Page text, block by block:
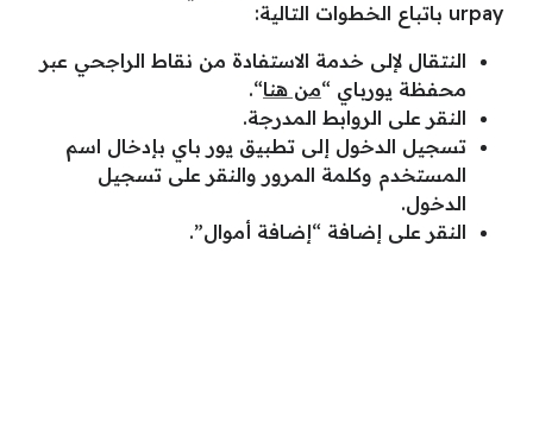
urpay باتباع الخطوات التالية:
النتقال لإلى خدمة الاستفادة من نقاط الراجحي عبر
محفظة يورباي “من هنا“.
النقر على الروابط المدرجة.
تسجيل الدخول إلى تطبيق يور باي بإدخال اسم
المستخدم وكلمة المرور والنقر على تسجيل
الدخول.
النقر على إضافة “إضافة أموال”.